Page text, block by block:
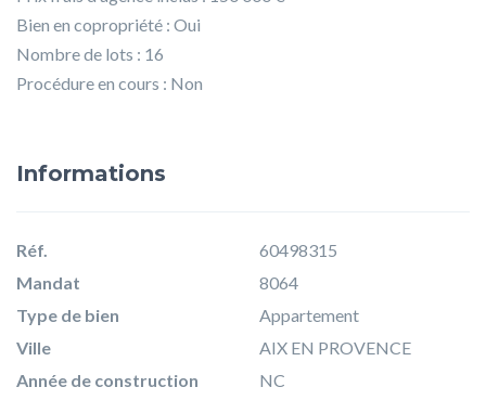
Bien en copropriété : Oui
Nombre de lots : 16
Procédure en cours : Non
Informations
Réf.
60498315
Mandat
8064
Type de bien
Appartement
Ville
AIX EN PROVENCE
Année de construction
NC